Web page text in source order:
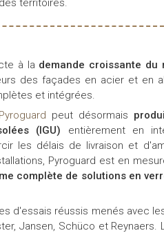
territoires.
à la demande croissante du
des façades en acier et en
et intégrées.
Pyroguard peut désormais
(IGU) entièrement en
les délais de livraison et
Pyroguard est en
complète de solutions en
d'essais réussis menés avec
Jansen, Schüco et Reynaers.